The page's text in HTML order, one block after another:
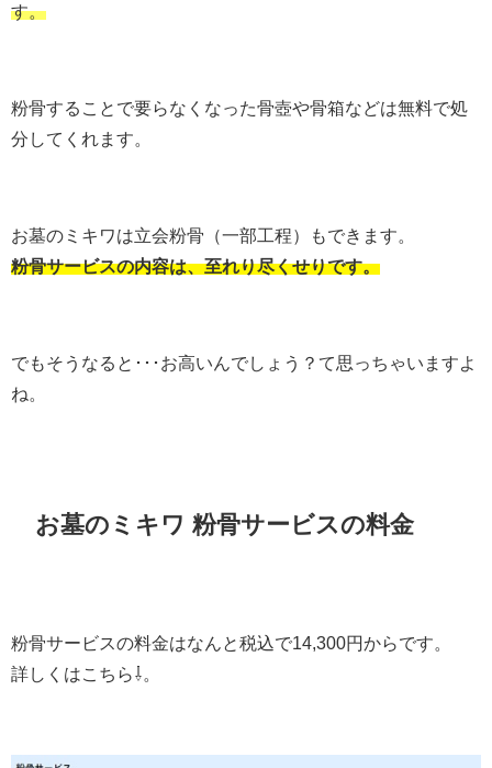
す。
粉骨することで要らなくなった骨壺や骨箱などは無料で処
分してくれます。
お墓のミキワは立会粉骨（一部工程）もできます。
粉骨サービスの内容は、至れり尽くせりです。
でもそうなると･･･お高いんでしょう？て思っちゃいますよ
ね。
お墓のミキワ 粉骨サービスの料金
粉骨サービスの料金はなんと税込で14,300円からです。
詳しくはこちら⇩。